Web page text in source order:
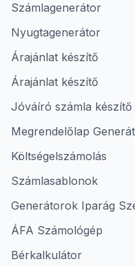
Számlagenerátor
Nyugtagenerátor
Árajánlat készítő
Árajánlat készítő
Jóváíró számla készítő
Megrendelőlap
Költségelszámolás
Számlasablonok
Generátorok Iparág
ÁFA Számológép
Bérkalkulátor